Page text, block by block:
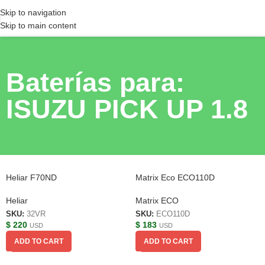
Skip to navigation
Skip to main content
Baterías para:
ISUZU PICK UP 1.8
Heliar F70ND
Heliar
SKU: 32VR
$ 220 USD
ADD TO CART
Matrix Eco ECO110D
Matrix ECO
SKU: ECO110D
$ 183 USD
ADD TO CART